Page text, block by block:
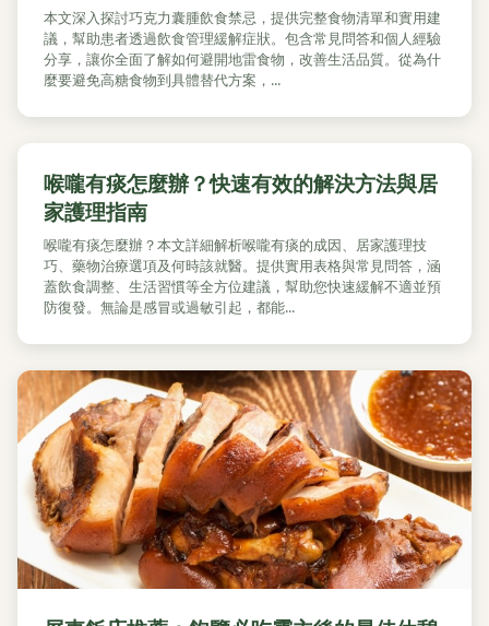
本文深入探討巧克力囊腫飲食禁忌，提供完整食物清單和實用建
議，幫助患者透過飲食管理緩解症狀。包含常見問答和個人經驗
分享，讓你全面了解如何避開地雷食物，改善生活品質。從為什
麼要避免高糖食物到具體替代方案，...
喉嚨有痰怎麼辦？快速有效的解決方法與居
家護理指南
喉嚨有痰怎麼辦？本文詳細解析喉嚨有痰的成因、居家護理技
巧、藥物治療選項及何時該就醫。提供實用表格與常見問答，涵
蓋飲食調整、生活習慣等全方位建議，幫助您快速緩解不適並預
防復發。無論是感冒或過敏引起，都能...